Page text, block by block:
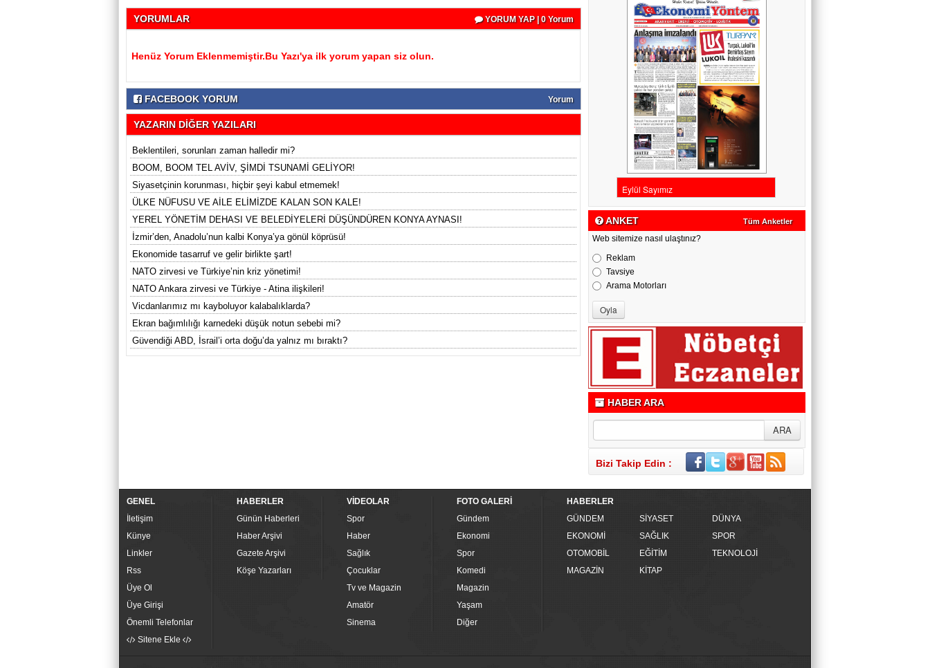
YORUMLAR YORUM YAP | 0 Yorum
Henüz Yorum Eklenmemiştir.Bu Yazı'ya ilk yorum yapan siz olun.
FACEBOOK YORUM Yorum
YAZARIN DİĞER YAZILARI
Beklentileri, sorunları zaman halledir mi?
BOOM, BOOM TEL AVİV, ŞİMDİ TSUNAMİ GELİYOR!
Siyasetçinin korunması, hiçbir şeyi kabul etmemek!
ÜLKE NÜFUSU VE AİLE ELİMİZDE KALAN SON KALE!
YEREL YÖNETİM DEHASI VE BELEDİYELERİ DÜŞÜNDÜREN KONYA AYNASI!
İzmir’den, Anadolu’nun kalbi Konya’ya gönül köprüsü!
Ekonomide tasarruf ve gelir birlikte şart!
NATO zirvesi ve Türkiye’nin kriz yönetimi!
NATO Ankara zirvesi ve Türkiye - Atina ilişkileri!
Vicdanlarımız mı kayboluyor kalabalıklarda?
Ekran bağımlılığı karnedeki düşük notun sebebi mi?
Güvendiği ABD, İsrail’i orta doğu’da yalnız mı bıraktı?
ANKET Tüm Anketler
Web sitemize nasıl ulaştınız?
Reklam
Tavsiye
Arama Motorları
HABER ARA
Bizi Takip Edin :
GENEL
İletişim
Künye
Linkler
Rss
Üye Ol
Üye Girişi
Önemli Telefonlar
Sitene Ekle
HABERLER
Günün Haberleri
Haber Arşivi
Gazete Arşivi
Köşe Yazarları
VİDEOLAR
Spor
Haber
Sağlık
Çocuklar
Tv ve Magazin
Amatör
Sinema
FOTO GALERİ
Gündem
Ekonomi
Spor
Komedi
Magazin
Yaşam
Diğer
HABERLER
GÜNDEM
SİYASET
DÜNYA
EKONOMİ
SAĞLIK
SPOR
OTOMOBİL
EĞİTİM
TEKNOLOJİ
MAGAZİN
KİTAP